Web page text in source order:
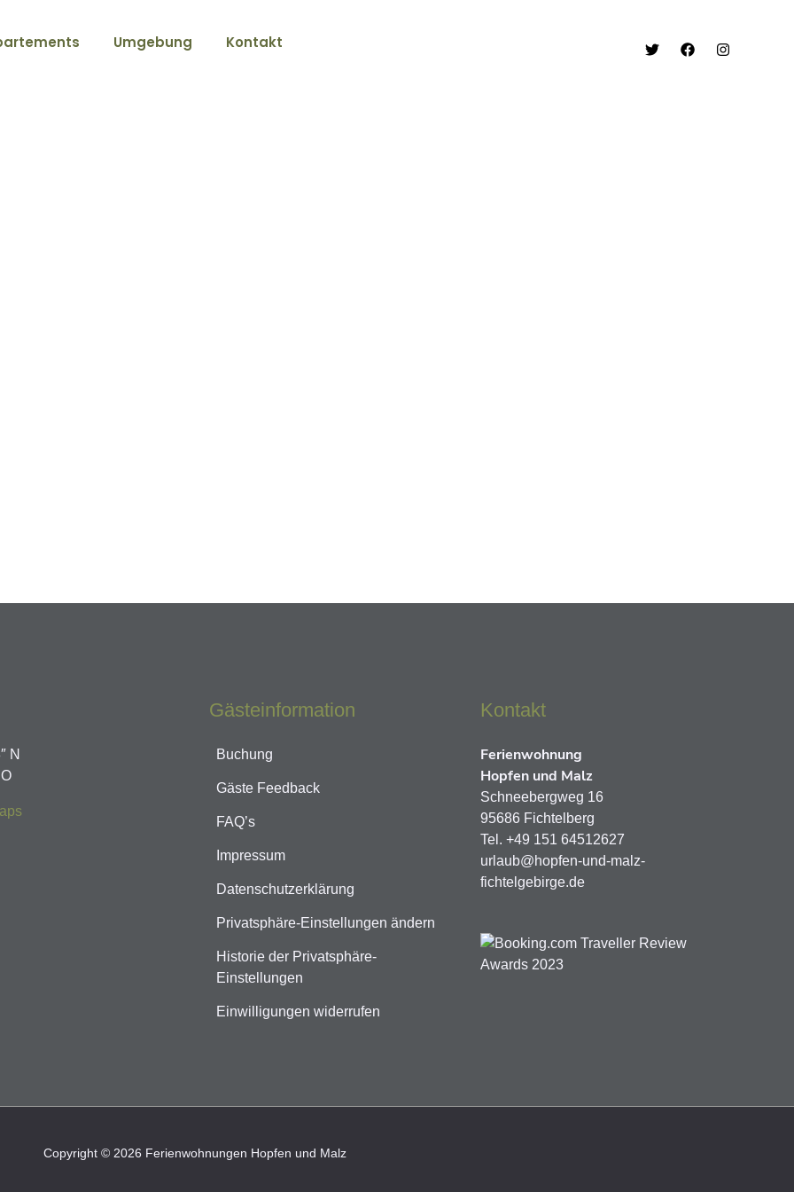
Umgebung Kontakt
N
Gästeinformation
Buchung
Gäste Feedback
FAQ’s
Impressum
Datenschutzerklärung
Privatsphäre-Einstellungen ändern
Historie der Privatsphäre-
Einstellungen
Einwilligungen widerrufen
Kontakt
Ferienwohnung
Hopfen und Malz
Schneebergweg 16
95686 Fichtelberg
Tel. +49 151 64512627
urlaub@hopfen-und-malz-
fichtelgebirge.de
Copyright © 2026 Ferienwohnungen Hopfen und Malz